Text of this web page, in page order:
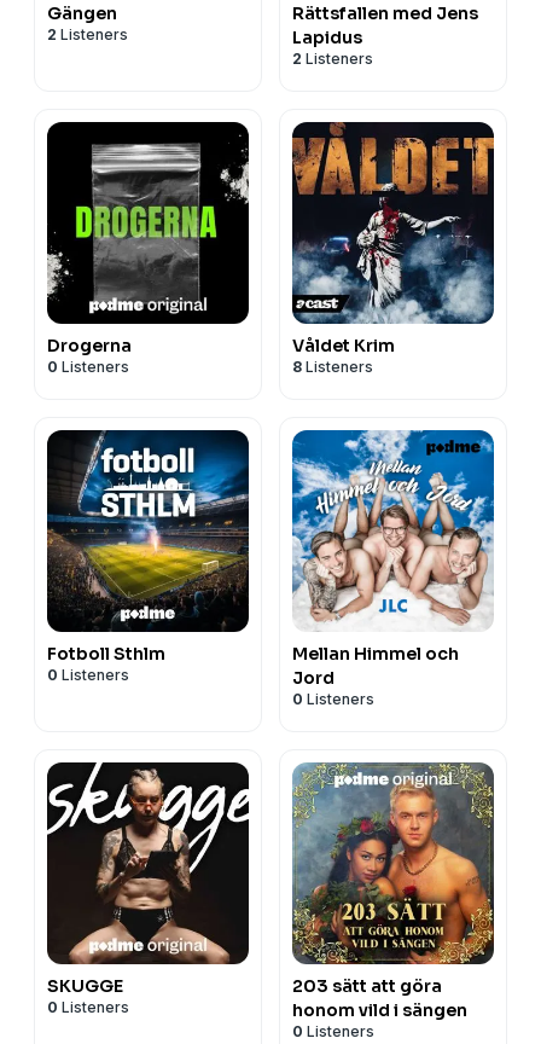
Gängen
2 Listeners
Rättsfallen med Jens
Lapidus
2 Listeners
Drogerna
0 Listeners
Våldet Krim
8 Listeners
Fotboll Sthlm
0 Listeners
Mellan Himmel och
Jord
0 Listeners
SKUGGE
0 Listeners
203 sätt att göra
honom vild i sängen
0 Listeners